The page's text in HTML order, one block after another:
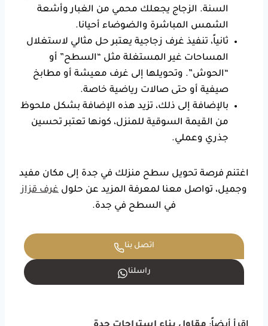
السنة. الزجاج يجعلك محمي من الغبار وأشعة
الشمس المباشرة والضوضاء أحيانا.
ثانياً، تنفيذ غرف زجاجية يعتبر حل مثالي لاستغلال
المساحات غير المستغلة مثل “السطح” أو
“الحوش”. وتحويلها إلى غرف معيشة أو مطابخ
صيفية أو حتى صالات رياضية خاصة.
بالإضافة إلى ذلك، تزيد هذه الإضافة بشكل ملحوظ
من القيمة السوقية للمنزل، كونها تعتبر تحسين
جذري وعملي.
اغتنم فرصة تحويل سطح منزلك في جدة إلى مكان مفيد
وجميل، تواصل معنا لمعرفة المزيد عن حلول غرف قزاز
في السطح في جدة.
اتصل بنا
راسلنا